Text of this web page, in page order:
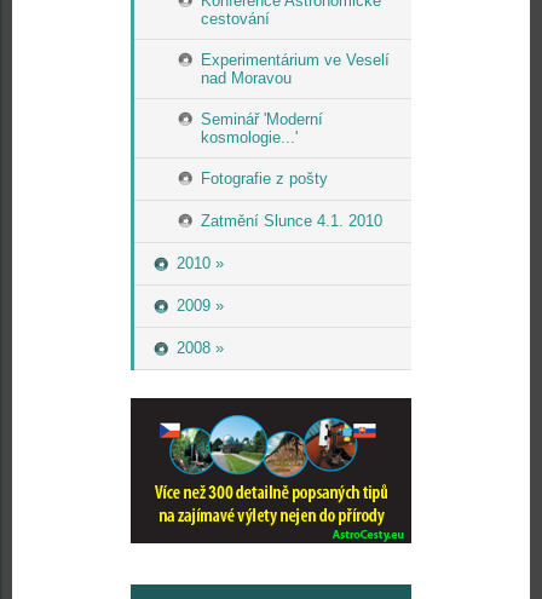
cestování
Experimentárium ve Veselí
nad Moravou
Seminář 'Moderní
kosmologie...'
Fotografie z pošty
Zatmění Slunce 4.1. 2010
2010 »
2009 »
2008 »